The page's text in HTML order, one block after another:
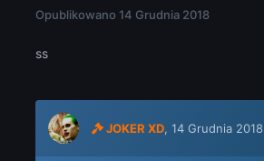
Opublikowano 14 Grudnia 2018
ss
JOKER XD, 14 Grudnia 2018